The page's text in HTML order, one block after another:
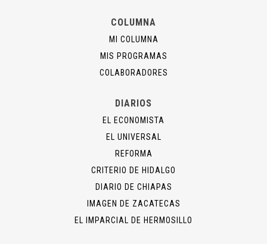
COLUMNA
MI COLUMNA
MIS PROGRAMAS
COLABORADORES
DIARIOS
EL ECONOMISTA
EL UNIVERSAL
REFORMA
CRITERIO DE HIDALGO
DIARIO DE CHIAPAS
IMAGEN DE ZACATECAS
EL IMPARCIAL DE HERMOSILLO